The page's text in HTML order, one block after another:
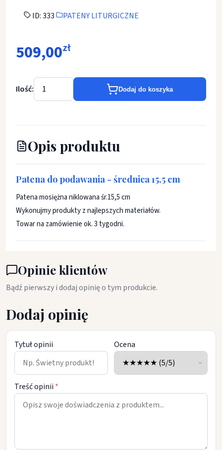
ID: 333 PATENY LITURGICZNE
509,00zł
Ilość: Dodaj do koszyka
Opis produktu
Patena do podawania - średnica 15,5 cm
Patena mosiężna niklowana śr.15,5 cm
Wykonujmy produkty z najlepszych materiałów.
Towar na zamówienie ok. 3 tygodni.
Opinie klientów
Bądź pierwszy i dodaj opinię o tym produkcie.
Dodaj opinię
Tytuł opinii Ocena
Treść opinii *